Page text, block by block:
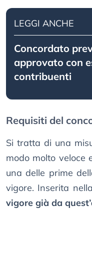
LEGGI ANCHE
Concordato
approvato con
contribuenti
Requisiti del
Si tratta di una
modo molto veloce
una delle prime
vigore. Inserita
vigore già da